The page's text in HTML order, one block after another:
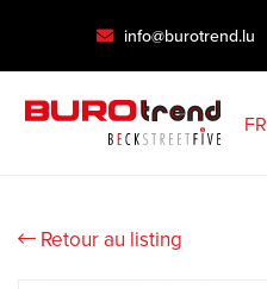
info@burotrend.lu
FR
Retour au listing